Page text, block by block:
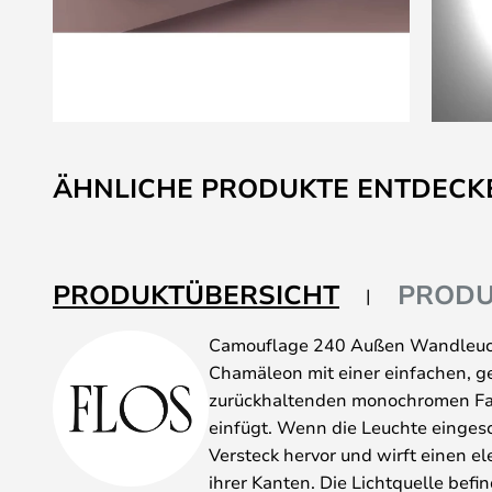
Anfang
der
ÄHNLICHE PRODUKTE
PRODUKTÜBERSICHT
Camouflage 240 Außen
Chamäleon mit einer einfachen,
zurückhaltenden monochromen
einfügt. Wenn die Leuchte
Versteck hervor und wirft einen
ihrer Kanten. Die Lichtquelle